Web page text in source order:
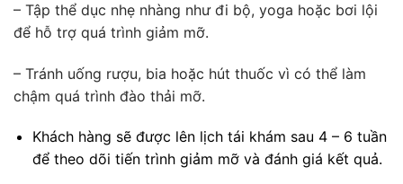
– Tập thể dục nhẹ nhàng như đi bộ, yoga hoặc bơi lội
để hỗ trợ quá trình giảm mỡ.
– Tránh uống rượu, bia hoặc hút thuốc vì có thể làm
chậm quá trình đào thải mỡ.
Khách hàng sẽ được lên lịch tái khám sau 4 – 6 tuần
để theo dõi tiến trình giảm mỡ và đánh giá kết quả.